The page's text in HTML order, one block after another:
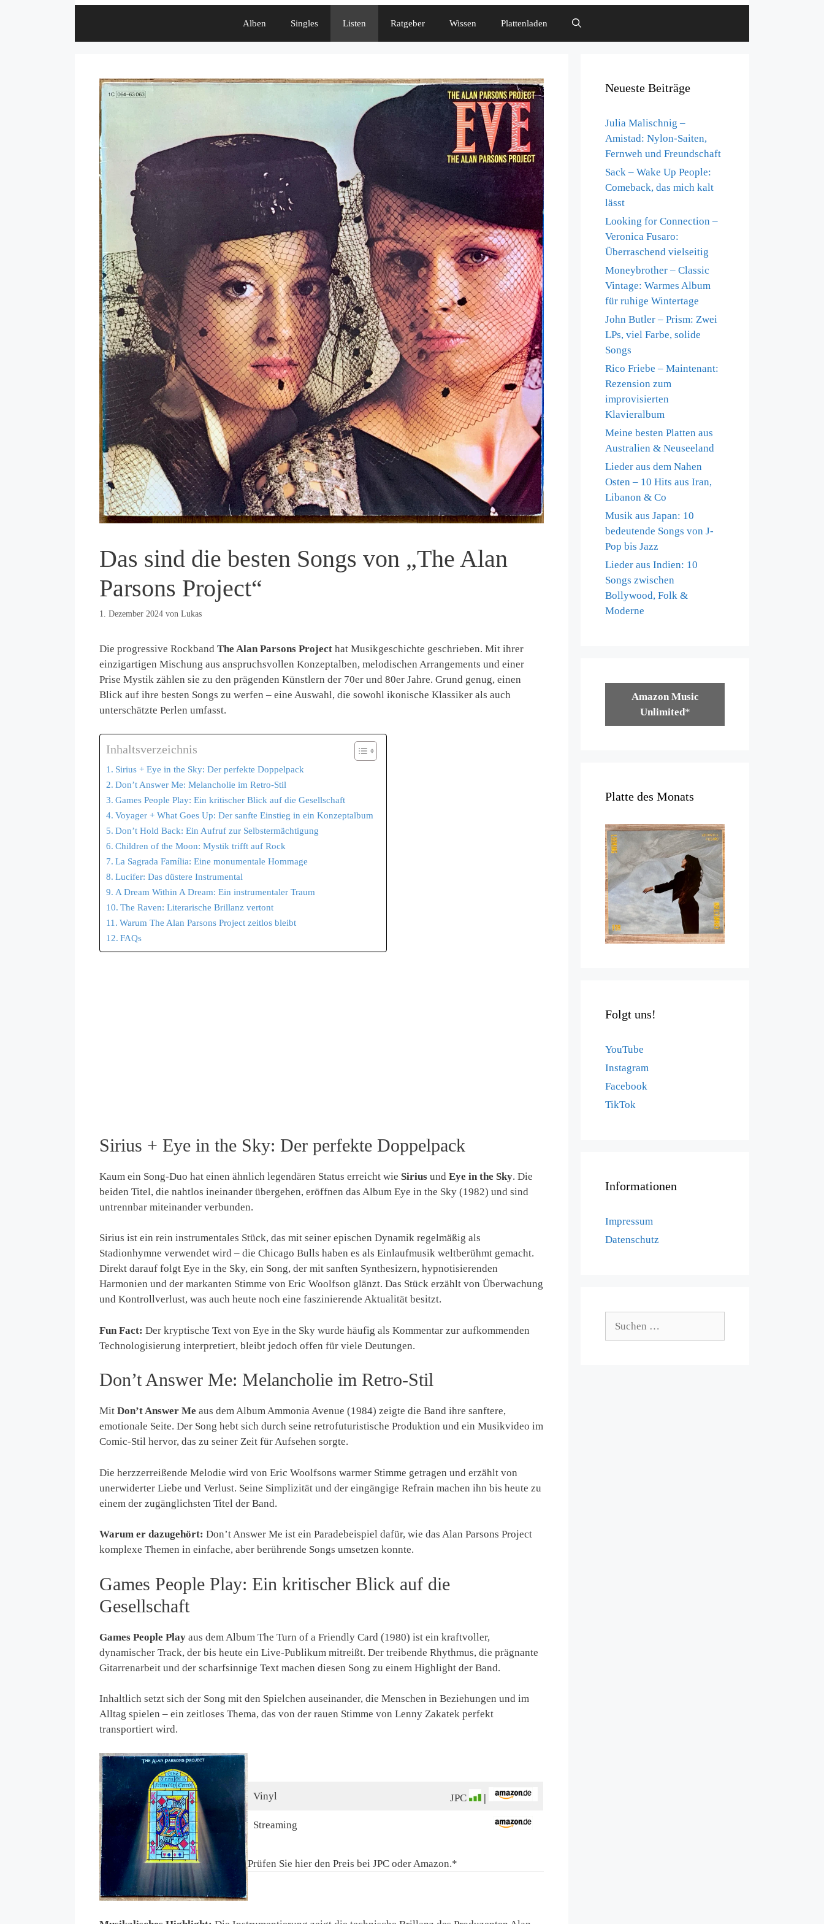
Alben Singles Listen Ratgeber Wissen Plattenladen
Das sind die besten Songs von „The Alan
Parsons Project“
1. Dezember 2024 von Lukas
Die progressive Rockband The Alan Parsons Project hat Musikgeschichte geschrieben. Mit ihrer
einzigartigen Mischung aus anspruchsvollen Konzeptalben, melodischen Arrangements und einer
Prise Mystik zählen sie zu den prägenden Künstlern der 70er und 80er Jahre. Grund genug, einen
Blick auf ihre besten Songs zu werfen – eine Auswahl, die sowohl ikonische Klassiker als auch
unterschätzte Perlen umfasst.
Inhaltsverzeichnis
Sirius + Eye in the Sky: Der perfekte Doppelpack
Don’t Answer Me: Melancholie im Retro-Stil
Games People Play: Ein kritischer Blick auf die Gesellschaft
Voyager + What Goes Up: Der sanfte Einstieg in ein Konzeptalbum
Don’t Hold Back: Ein Aufruf zur Selbstermächtigung
Children of the Moon: Mystik trifft auf Rock
La Sagrada Família: Eine monumentale Hommage
Lucifer: Das düstere Instrumental
A Dream Within A Dream: Ein instrumentaler Traum
The Raven: Literarische Brillanz vertont
Warum The Alan Parsons Project zeitlos bleibt
FAQs
Sirius + Eye in the Sky: Der perfekte Doppelpack
Kaum ein Song-Duo hat einen ähnlich legendären Status erreicht wie Sirius und Eye in the Sky. Die
beiden Titel, die nahtlos ineinander übergehen, eröffnen das Album Eye in the Sky (1982) und sind
untrennbar miteinander verbunden.
Sirius ist ein rein instrumentales Stück, das mit seiner epischen Dynamik regelmäßig als
Stadionhymne verwendet wird – die Chicago Bulls haben es als Einlaufmusik weltberühmt gemacht.
Direkt darauf folgt Eye in the Sky, ein Song, der mit sanften Synthesizern, hypnotisierenden
Harmonien und der markanten Stimme von Eric Woolfson glänzt. Das Stück erzählt von Überwachung
und Kontrollverlust, was auch heute noch eine faszinierende Aktualität besitzt.
Fun Fact: Der kryptische Text von Eye in the Sky wurde häufig als Kommentar zur aufkommenden
Technologisierung interpretiert, bleibt jedoch offen für viele Deutungen.
Don’t Answer Me: Melancholie im Retro-Stil
Mit Don’t Answer Me aus dem Album Ammonia Avenue (1984) zeigte die Band ihre sanftere,
emotionale Seite. Der Song hebt sich durch seine retrofuturistische Produktion und ein Musikvideo im
Comic-Stil hervor, das zu seiner Zeit für Aufsehen sorgte.
Die herzzerreißende Melodie wird von Eric Woolfsons warmer Stimme getragen und erzählt von
unerwiderter Liebe und Verlust. Seine Simplizität und der eingängige Refrain machen ihn bis heute zu
einem der zugänglichsten Titel der Band.
Warum er dazugehört: Don’t Answer Me ist ein Paradebeispiel dafür, wie das Alan Parsons Project
komplexe Themen in einfache, aber berührende Songs umsetzen konnte.
Games People Play: Ein kritischer Blick auf die
Gesellschaft
Games People Play aus dem Album The Turn of a Friendly Card (1980) ist ein kraftvoller,
dynamischer Track, der bis heute ein Live-Publikum mitreißt. Der treibende Rhythmus, die prägnante
Gitarrenarbeit und der scharfsinnige Text machen diesen Song zu einem Highlight der Band.
Inhaltlich setzt sich der Song mit den Spielchen auseinander, die Menschen in Beziehungen und im
Alltag spielen – ein zeitloses Thema, das von der rauen Stimme von Lenny Zakatek perfekt
transportiert wird.
Vinyl JPC
Streaming
Prüfen Sie hier den Preis bei JPC oder Amazon.*
Neueste Beiträge
Julia Malischnig –
Amistad: Nylon-Saiten,
Fernweh und Freundschaft
Sack – Wake Up People:
Comeback, das mich kalt
lässt
Looking for Connection –
Veronica Fusaro:
Überraschend vielseitig
Moneybrother – Classic
Vintage: Warmes Album
für ruhige Wintertage
John Butler – Prism: Zwei
LPs, viel Farbe, solide
Songs
Rico Friebe – Maintenant:
Rezension zum
improvisierten
Klavieralbum
Meine besten Platten aus
Australien & Neuseeland
Lieder aus dem Nahen
Osten – 10 Hits aus Iran,
Libanon & Co
Musik aus Japan: 10
bedeutende Songs von J-
Pop bis Jazz
Lieder aus Indien: 10
Songs zwischen
Bollywood, Folk &
Moderne
Amazon Music
Unlimited*
Platte des Monats
Folgt uns!
YouTube
Instagram
Facebook
TikTok
Informationen
Impressum
Datenschutz